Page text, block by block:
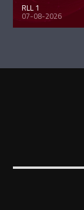
RLL 1
07-08-2026